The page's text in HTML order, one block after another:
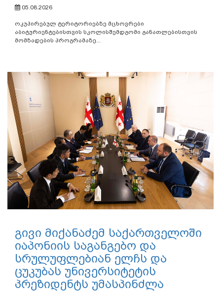
05.08.2026
ოკუპირებულ ტერიტორიებზე მცხოვრები
აბიტურიენტებისთვის სკოლისშემდგომი განათლებისთვის
მომზადების პროგრამაზე...
გივი მიქანაძემ საქართველოში
იაპონიის საგანგებო და
სრულუფლებიან ელჩს და
ცუკუბას უნივერსიტეტის
პრეზიდენტს უმასპინძლა